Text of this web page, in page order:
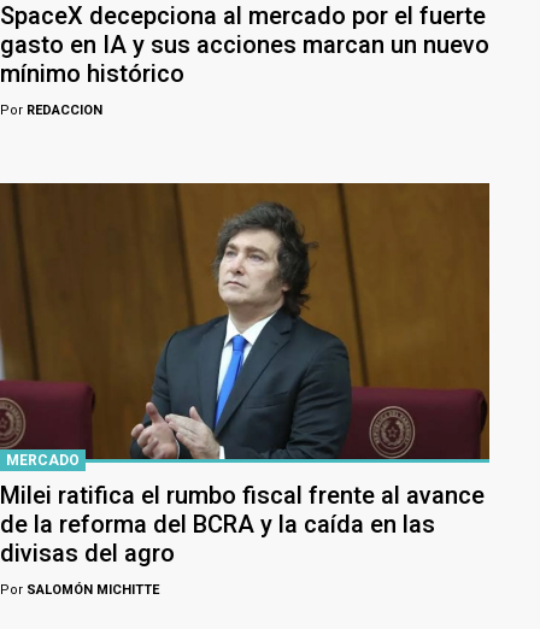
SpaceX decepciona al mercado por el fuerte
gasto en IA y sus acciones marcan un nuevo
mínimo histórico
Por REDACCION
MERCADO
Milei ratifica el rumbo fiscal frente al avance
de la reforma del BCRA y la caída en las
divisas del agro
Por SALOMÓN MICHITTE